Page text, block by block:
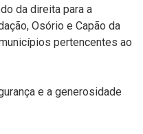
da direita para a
Osório e Capão da
pertencentes ao
e a generosidade